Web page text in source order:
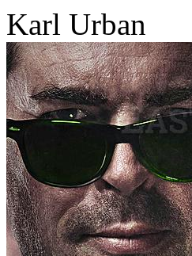
Karl Urban